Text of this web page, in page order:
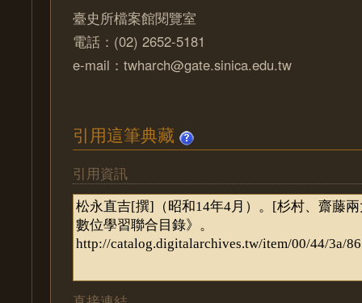
臺史所檔案館閱覽室
電話：(02) 2652-5181
e-mail：twharch@gate.sinica.edu.tw
引用這筆典藏
引用資訊